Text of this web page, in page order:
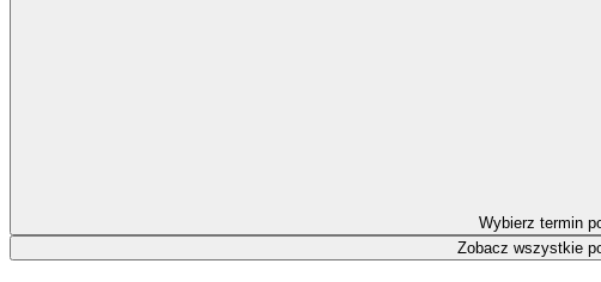
Wybierz termin
Zobacz wszystkie